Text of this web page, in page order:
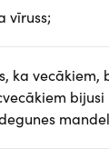
vīruss;
ka vecākiem,
bijusi